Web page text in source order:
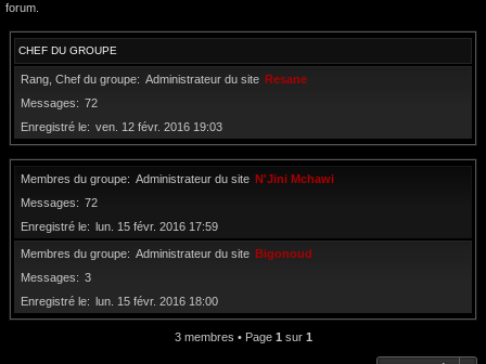
forum.
CHEF DU GROUPE
Rang, Chef du groupe Administrateur du site Resane
Messages
72
Enregistré le
ven. 12 févr. 2016 19:03
Membres du groupe Administrateur du site N'Jini Mchawi
Messages
72
Enregistré le
lun. 15 févr. 2016 17:59
Membres du groupe Administrateur du site Bigonoud
Messages
3
Enregistré le
lun. 15 févr. 2016 18:00
3 membres • Page 1 sur 1